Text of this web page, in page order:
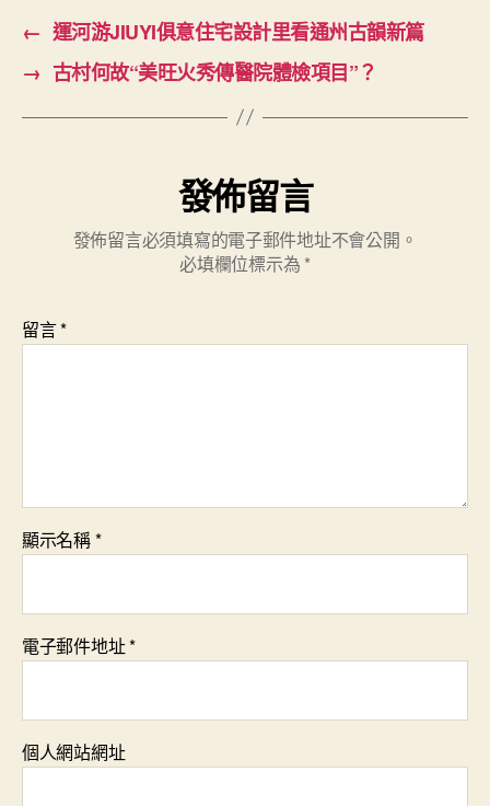
← 運河游JIUYI俱意住宅設計里看通州古韻新篇
→ 古村何故“美旺火秀傳醫院體檢項目”？
發佈留言
發佈留言必須填寫的電子郵件地址不會公開。
必填欄位標示為 *
留言*
顯示名稱*
電子郵件地址*
個人網站網址